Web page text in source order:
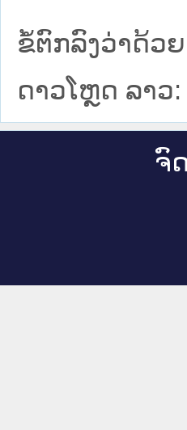
ຂໍ້ຕົກລົງວ່າດ້ວ
ດາວໂຫຼດ ລາວ:
ຈົ